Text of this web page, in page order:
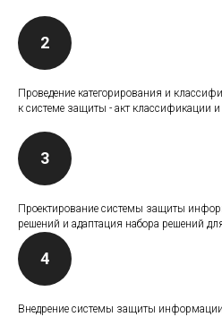
Проведение категорирования и
к системе защиты - акт классификации
Проектирование системы защиты
решений и адаптация набора решений
Внедрение системы защиты информации